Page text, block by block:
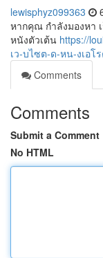
lewisphyz099363
หากคุณ กำลังมองหา
หนังตัวเต้น https://
เว-บไซต-ด-หน-งเอ
Comments
Comments
Submit a Comment
No HTML